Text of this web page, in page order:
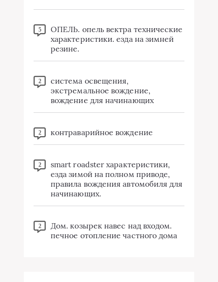
5
ОПЕЛЬ. опель вектра технические
характеристики. езда на зимней
резине.
2
система освещения,
экстремальное вождение,
вождение для начинающих
2 контраварийное вождение
2
smart roadster характеристики,
езда зимой на полном приводе,
правила вождения автомобиля для
начинающих.
2
Дом. козырек навес над входом.
печное отопление частного дома